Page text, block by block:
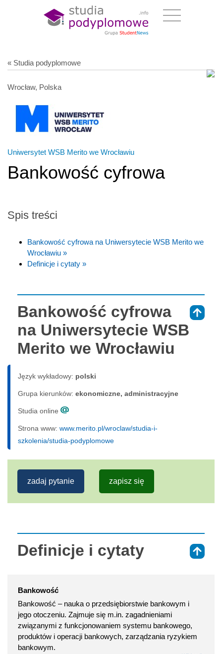
« Studia podyplomowe
Wrocław, Polska
Uniwersytet WSB Merito we Wrocławiu
Bankowość cyfrowa
Spis treści
Bankowość cyfrowa na Uniwersytecie WSB Merito we
Wrocławiu »
Definicje i cytaty »
Bankowość cyfrowa
na Uniwersytecie WSB
Merito we Wrocławiu
Język wykładowy: polski
Grupa kierunków: ekonomiczne, administracyjne
Studia online
Strona www: www.merito.pl/wroclaw/studia-i-
szkolenia/studia-podyplomowe
zadaj pytanie zapisz się
Definicje i cytaty
Bankowość
Bankowość – nauka o przedsiębiorstwie bankowym i
jego otoczeniu. Zajmuje się m.in. zagadnieniami
związanymi z funkcjonowaniem systemu bankowego,
produktów i operacji bankowych, zarządzania ryzykiem
bankowym.